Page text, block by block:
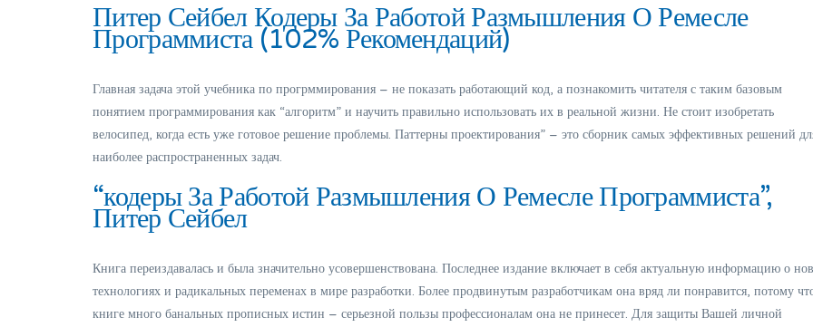
Питер Сейбел Кодеры За Работой Размышления О Ремесле
Программиста (102% Рекомендаций)
Главная задача этой учебника по прогрммирования – не показать работающий код, а познакомить читателя с таким базовым
понятием программирования как “алгоритм” и научить правильно использовать их в реальной жизни. Не стоит изобретать
велосипед, когда есть уже готовое решение проблемы. Паттерны проектирования” – это сборник самых эффективных решений
наиболее распространенных задач.
“кодеры За Работой Размышления О Ремесле Программиста”,
Питер Сейбел
Книга переиздавалась и была значительно усовершенствована. Последнее издание включает в себя актуальную информацию о
технологиях и радикальных переменах в мире разработки. Более продвинутым разработчикам она вряд ли понравится, потому
книге много банальных прописных истин – серьезной пользы профессионалам она не принесет. Для защиты Вашей личной